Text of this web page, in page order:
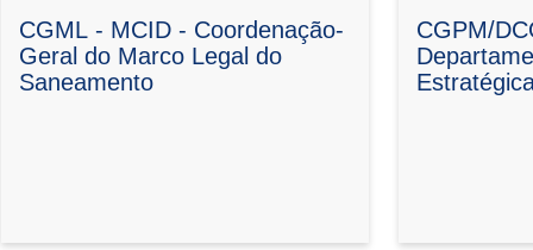
CGML - MCID - Coordenação-
Geral do Marco Legal do
Saneamento
CGPM/